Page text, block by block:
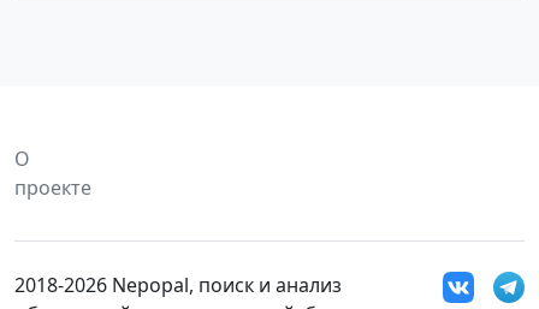
О
проекте
2018-2026 Nepopal, поиск и анализ